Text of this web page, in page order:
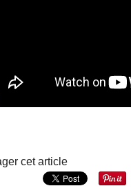
cet article